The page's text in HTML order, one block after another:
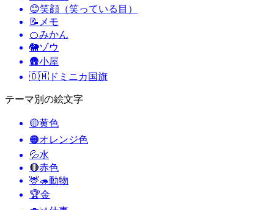
😊笑顔（笑っている目）
📝 メモ
🍊みかん
🐘ゾウ
🛖小屋
🇩🇲 ドミニカ国旗
テーマ別の絵文字
🟡黄色
🟠オレンジ色
💦水
🔴赤色
🦌🦔動物
🏆金